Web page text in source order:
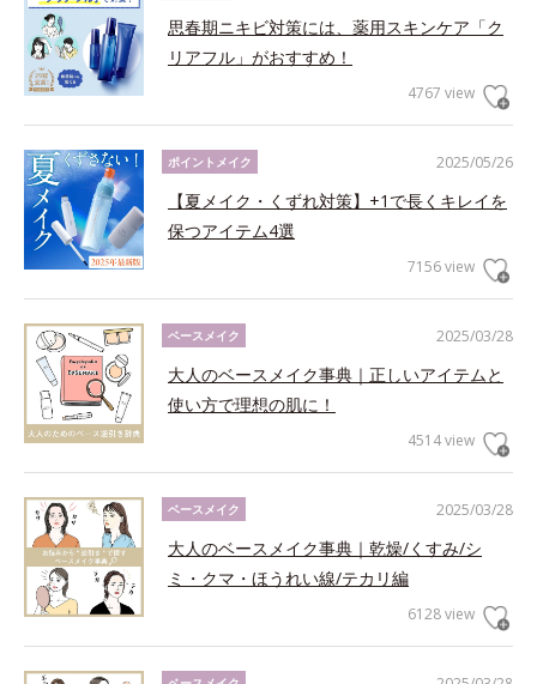
思春期ニキビ対策には、薬用スキンケア「ク
リアフル」がおすすめ！
4767 view
2025/05/26
ポイントメイク
【夏メイク・くずれ対策】+1で長くキレイを
保つアイテム4選
7156 view
2025/03/28
ベースメイク
大人のベースメイク事典｜正しいアイテムと
使い方で理想の肌に！
4514 view
2025/03/28
ベースメイク
大人のベースメイク事典｜乾燥/くすみ/シ
ミ・クマ・ほうれい線/テカリ編
6128 view